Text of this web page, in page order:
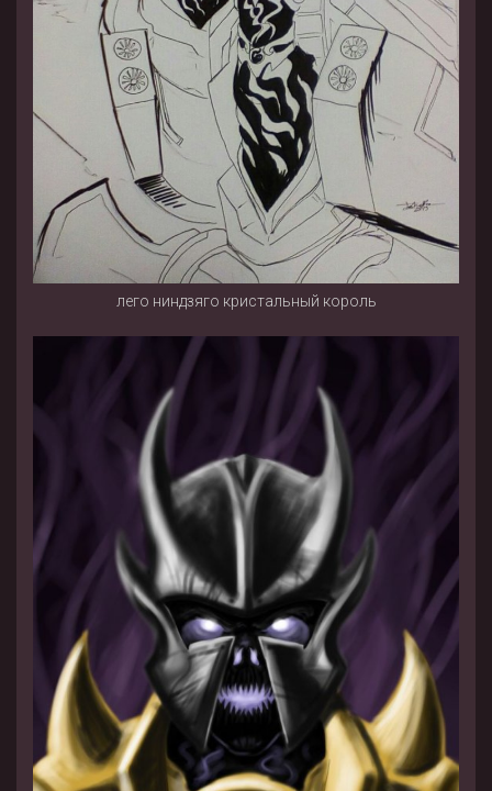
лего ниндзяго кристальный король